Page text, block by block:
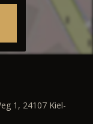
1, 24107 Kiel-